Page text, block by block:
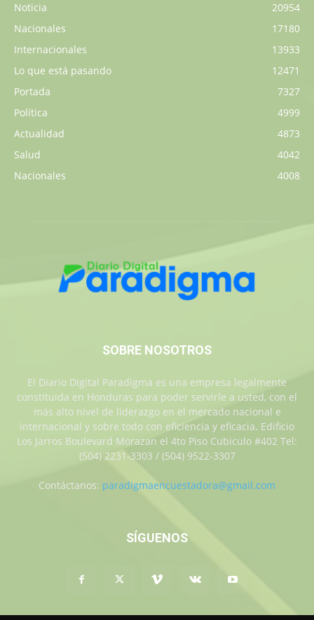
Noticia
20954
Nacionales
17180
Internacionales
13933
Lo que está pasando
12471
Portada
7327
Política
4999
Actualidad
4873
Salud
4042
Nacionales
4008
SOBRE NOSOTROS
El Diario Digital Paradigma es una empresa legalmente
constituida en Honduras para poder servirle a usted, con el
más alto nivel de liderazgo en el mercado nacional e
internacional y sobre todo con eficiencia y eficacia. Edificio
Los Jarros Boulevard Morazan el 4to Piso Cubiculo #402 Tel:
(504) 2231-3303 / (504) 9522-3307
Contáctanos: paradigmaencuestadora@gmail.com
SÍGUENOS